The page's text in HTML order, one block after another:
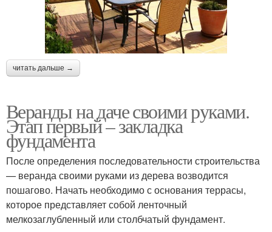
читать дальше →
Веранды на даче своими руками.
Этап первый – закладка
фундамента
После определения последовательности строительства
— веранда своими руками из дерева возводится
пошагово. Начать необходимо с основания террасы,
которое представляет собой ленточный
мелкозаглубленный или столбчатый фундамент.